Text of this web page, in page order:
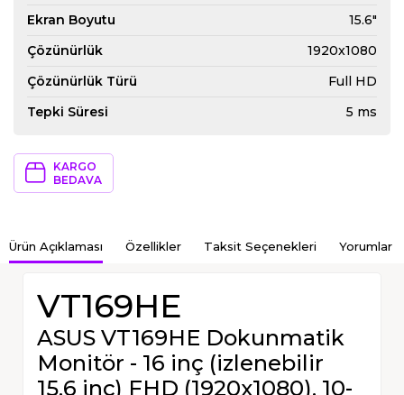
Ekran Boyutu
15.6"
Çözünürlük
1920x1080
Çözünürlük Türü
Full HD
Tepki Süresi
5 ms
KARGO
BEDAVA
Ürün Açıklaması Özellikler Taksit Seçenekleri Yorumlar
VT169HE
ASUS VT169HE Dokunmatik
Monitör - 16 inç (izlenebilir
15,6 inç) FHD (1920x1080), 10-